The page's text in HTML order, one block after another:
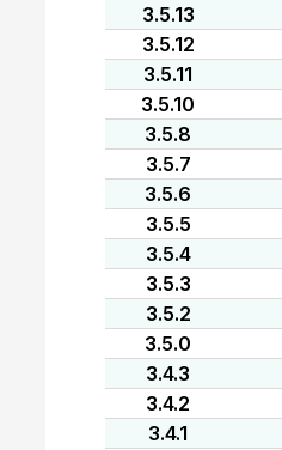
3.5.13
3.5.12
3.5.11
3.5.10
3.5.8
3.5.7
3.5.6
3.5.5
3.5.4
3.5.3
3.5.2
3.5.0
3.4.3
3.4.2
3.4.1